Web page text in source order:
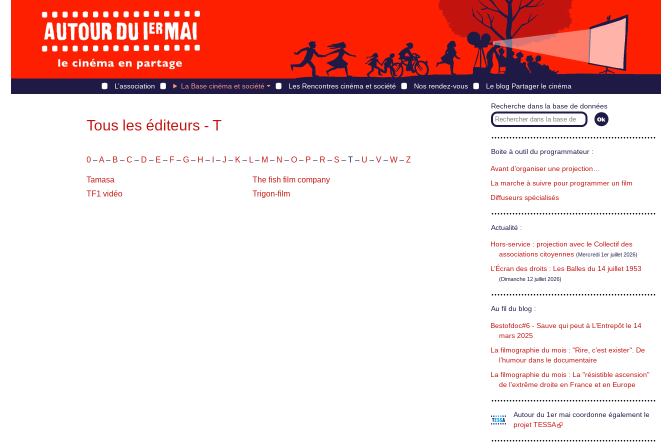
L’association La Base cinéma et société Les Rencontres cinéma et société Nos rendez-vous Le blog Partager le cinéma
Tous les éditeurs - T
0–A– B – C – D – E – F– G– H – – J – K – L– M – N – O– P – R – S – T – U – V– W– Z
Tamasa
TF1 vidéo
The fish film company
Trigon-film
Recherche dans la base de données
Boite à outil du programmateur :
Avant d’organiser une projection…
La marche à suivre pour programmer un film
Diffuseurs spécialisés
Actualité :
Hors-service : projection avec le Collectif des
associations citoyennes (Mercredi 1er juillet 2026)
L’Écran des droits : Les Balles du 14 juillet 1953
(Dimanche 12 juillet 2026)
Au fil du blog :
Bestofdoc#6 - Sauve qui peut à L’Entrepôt le 14
mars 2025
La filmographie du mois : "Rire, c’est exister". De
l’humour dans le documentaire
La filmographie du mois : La "résistible ascension"
de l’extrême droite en France et en Europe
Autour du 1er mai coordonne également le
projet TESSA